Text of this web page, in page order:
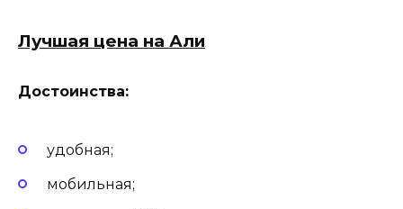
Лучшая цена на Али
Достоинства:
удобная;
мобильная;